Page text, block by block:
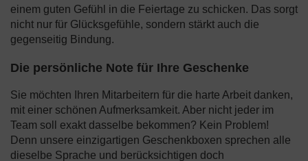
mit einem kleinen Geschenk zu überraschen und mit
einem guten Gefühl in die Feiertage zu schicken. Das sorgt
nicht nur für Glücksgefühle, sondern stärkt auch die
Sie möchten Ihren Mitarbeitern für die harte Arbeit danken,
mit einer schönen Aufmerksamkeit. Aber nicht jeder im
Team soll exakt dasselbe bekommen? Kein Problem!
Denn unsere einzigartigen Geschenkboxen sprechen alle